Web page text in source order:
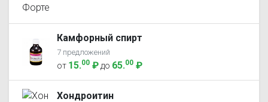
Камфорный спирт
7 предложений
от 15.00 ₽ до 65.00 ₽
Хондроитин